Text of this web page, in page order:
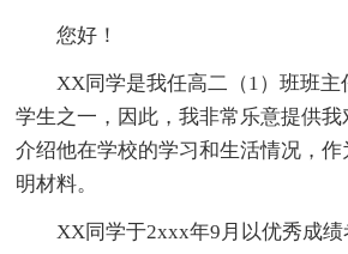
您好！
XX同学是我任高二（1）班班主
学生之一，因此，我非常乐意提供我
介绍他在学校的学习和生活情况，
明材料。
XX同学于2xxx年9月以优秀成